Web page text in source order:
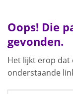
Oops! Die
gevonden.
Het lijkt erop dat
onderstaande